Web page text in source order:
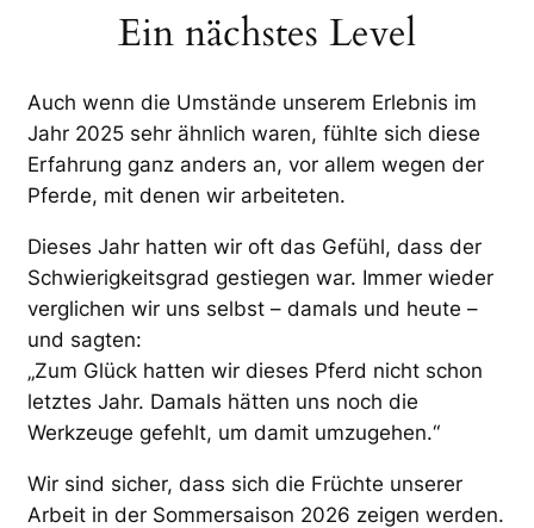
Ein nächstes Level
Auch wenn die Umstände unserem Erlebnis im
Jahr 2025 sehr ähnlich waren, fühlte sich diese
Erfahrung ganz anders an, vor allem wegen der
Pferde, mit denen wir arbeiteten.
Dieses Jahr hatten wir oft das Gefühl, dass der
Schwierigkeitsgrad gestiegen war. Immer wieder
verglichen wir uns selbst – damals und heute –
und sagten:
„Zum Glück hatten wir dieses Pferd nicht schon
letztes Jahr. Damals hätten uns noch die
Werkzeuge gefehlt, um damit umzugehen.“
Wir sind sicher, dass sich die Früchte unserer
Arbeit in der Sommersaison 2026 zeigen werden.